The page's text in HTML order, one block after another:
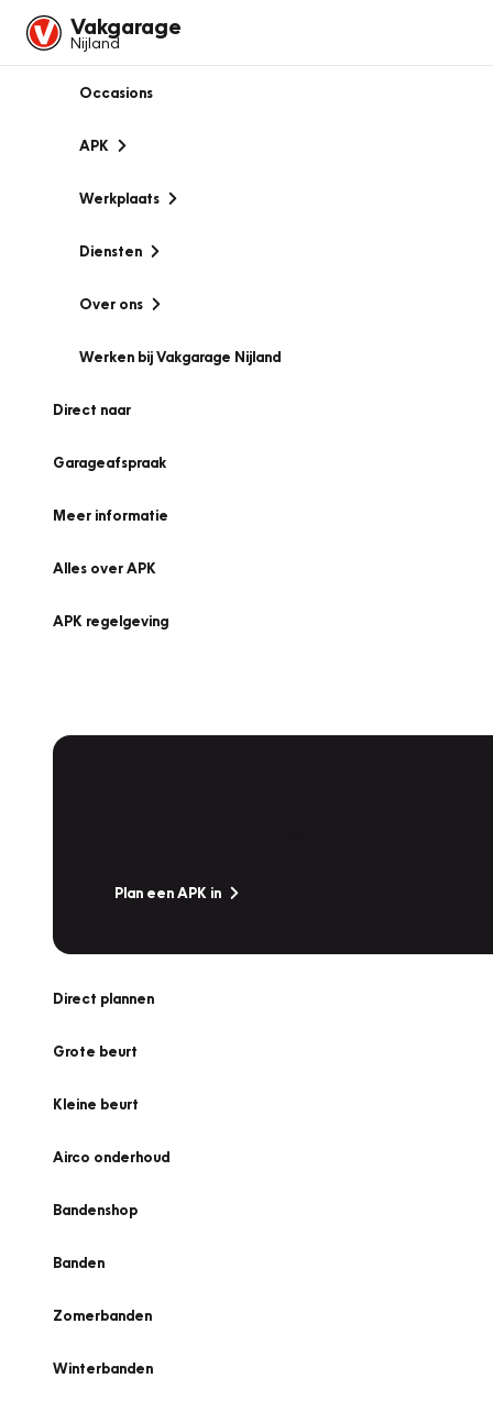
Vakgarage
Nijland
Occasions
APK
Werkplaats
Diensten
Over ons
Werken bij Vakgarage Nijland
Direct naar
Garageafspraak
Meer informatie
Alles over APK
APK regelgeving
Plan een APK in
Direct plannen
Grote beurt
Kleine beurt
Airco onderhoud
Bandenshop
Banden
Zomerbanden
Winterbanden